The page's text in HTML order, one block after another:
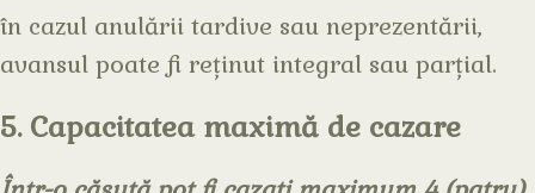
în cazul anulării tardive sau neprezentării,
avansul poate fi reținut integral sau parțial.
5. Capacitatea maximă de cazare